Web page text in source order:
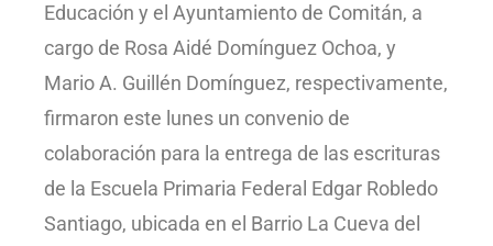
Educación y el Ayuntamiento de Comitán, a
cargo de Rosa Aidé Domínguez Ochoa, y
Mario A. Guillén Domínguez, respectivamente,
firmaron este lunes un convenio de
colaboración para la entrega de las escrituras
de la Escuela Primaria Federal Edgar Robledo
Santiago, ubicada en el Barrio La Cueva del